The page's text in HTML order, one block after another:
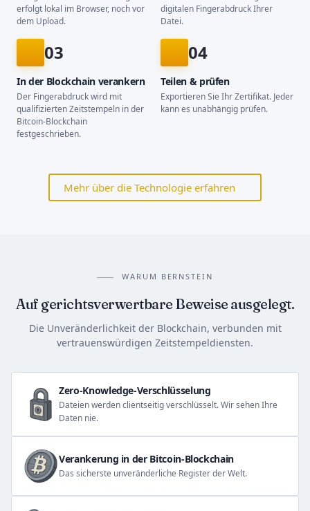
erfolgt lokal im Browser, noch vor
dem Upload.
digitalen Fingerabdruck Ihrer
Datei.
03
In der Blockchain verankern
Der Fingerabdruck wird mit
qualifizierten Zeitstempeln in der
Bitcoin-Blockchain
festgeschrieben.
04
Teilen & prüfen
Exportieren Sie Ihr Zertifikat. Jeder
kann es unabhängig prüfen.
Mehr über die Technologie erfahren
WARUM BERNSTEIN
Auf gerichtsverwertbare Beweise ausgelegt.
Die Unveränderlichkeit der Blockchain, verbunden mit
vertrauenswürdigen Zeitstempeldiensten.
Zero-Knowledge-Verschlüsselung
Dateien werden clientseitig verschlüsselt. Wir sehen Ihre
Daten nie.
Verankerung in der Bitcoin-Blockchain
Das sicherste unveränderliche Register der Welt.